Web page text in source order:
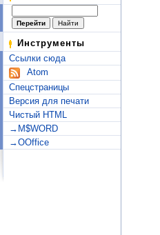
Инструменты
Ссылки сюда
Atom
Спецстраницы
Версия для печати
Чистый HTML
→M$WORD
→OOffice